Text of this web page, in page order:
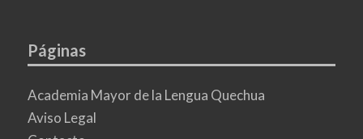
Páginas
Academia Mayor de la Lengua Quechua
Aviso Legal